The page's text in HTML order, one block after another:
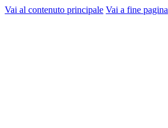
Vai al contenuto principale Vai a fine pagina